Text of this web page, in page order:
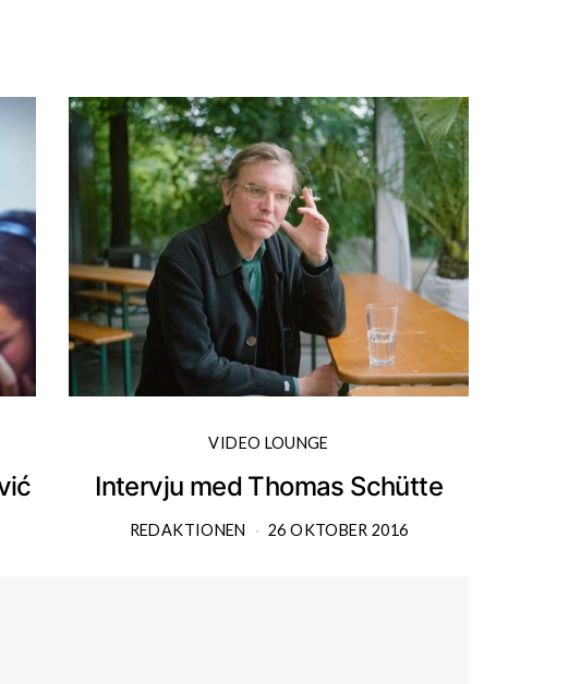
VIDEO LOUNGE
Intervju med Thomas Schütte
REDAKTIONEN 26 OKTOBER 2016